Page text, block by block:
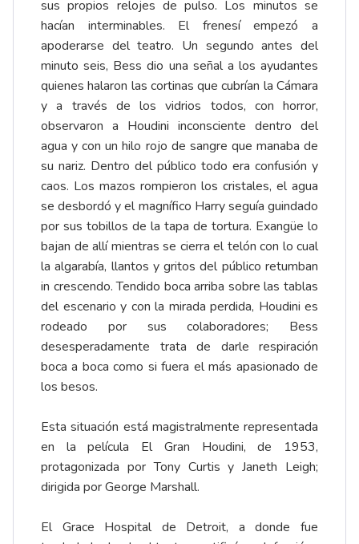
sus propios relojes de pulso. Los minutos se
hacían interminables. El frenesí empezó a
apoderarse del teatro. Un segundo antes del
minuto seis, Bess dio una señal a los ayudantes
quienes halaron las cortinas que cubrían la Cámara
y a través de los vidrios todos, con horror,
observaron a Houdini inconsciente dentro del
agua y con un hilo rojo de sangre que manaba de
su nariz. Dentro del público todo era confusión y
caos. Los mazos rompieron los cristales, el agua
se desbordó y el magnífico Harry seguía guindado
por sus tobillos de la tapa de tortura. Exangüe lo
bajan de allí mientras se cierra el telón con lo cual
la algarabía, llantos y gritos del público retumban
in crescendo. Tendido boca arriba sobre las tablas
del escenario y con la mirada perdida, Houdini es
rodeado por sus colaboradores; Bess
desesperadamente trata de darle respiración
boca a boca como si fuera el más apasionado de
los besos.
Esta situación está magistralmente representada
en la película El Gran Houdini, de 1953,
protagonizada por Tony Curtis y Janeth Leigh;
dirigida por George Marshall.
El Grace Hospital de Detroit, a donde fue